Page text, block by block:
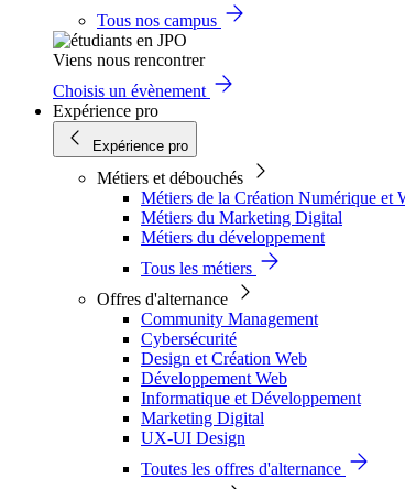
Tous nos campus
Viens nous rencontrer
Choisis un évènement
Expérience pro
Expérience pro
Métiers et débouchés
Métiers de la Création Numérique et
Métiers du Marketing Digital
Métiers du développement
Tous les métiers
Offres d'alternance
Community Management
Cybersécurité
Design et Création Web
Développement Web
Informatique et Développement
Marketing Digital
UX-UI Design
Toutes les offres d'alternance